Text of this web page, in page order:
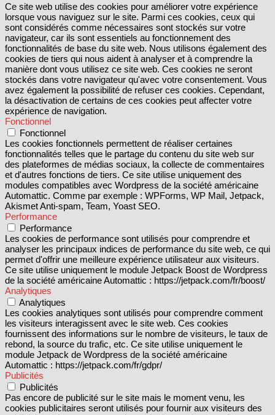
Ce site web utilise des cookies pour améliorer votre expérience
lorsque vous naviguez sur le site. Parmi ces cookies, ceux qui
sont considérés comme nécessaires sont stockés sur votre
navigateur, car ils sont essentiels au fonctionnement des
fonctionnalités de base du site web. Nous utilisons également des
cookies de tiers qui nous aident à analyser et à comprendre la
manière dont vous utilisez ce site web. Ces cookies ne seront
stockés dans votre navigateur qu'avec votre consentement. Vous
avez également la possibilité de refuser ces cookies. Cependant,
la désactivation de certains de ces cookies peut affecter votre
expérience de navigation.
Fonctionnel
Fonctionnel
Les cookies fonctionnels permettent de réaliser certaines
fonctionnalités telles que le partage du contenu du site web sur
des plateformes de médias sociaux, la collecte de commentaires
et d'autres fonctions de tiers. Ce site utilise uniquement des
modules compatibles avec Wordpress de la société américaine
Automattic. Comme par exemple : WPForms, WP Mail, Jetpack,
Akismet Anti-spam, Team, Yoast SEO.
Performance
Performance
Les cookies de performance sont utilisés pour comprendre et
analyser les principaux indices de performance du site web, ce qui
permet d'offrir une meilleure expérience utilisateur aux visiteurs.
Ce site utilise uniquement le module Jetpack Boost de Wordpress
de la société américaine Automattic : https://jetpack.com/fr/boost/
Analytiques
Analytiques
Les cookies analytiques sont utilisés pour comprendre comment
les visiteurs interagissent avec le site web. Ces cookies
fournissent des informations sur le nombre de visiteurs, le taux de
rebond, la source du trafic, etc. Ce site utilise uniquement le
module Jetpack de Wordpress de la société américaine
Automattic : https://jetpack.com/fr/gdpr/
Publicités
Publicités
Pas encore de publicité sur le site mais le moment venu, les
cookies publicitaires seront utilisés pour fournir aux visiteurs des